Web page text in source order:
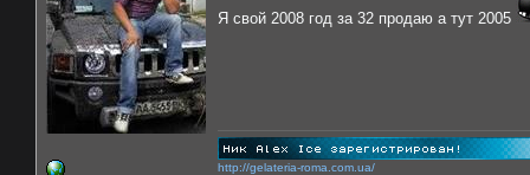
Я свой 2008 год за 32 продаю а тут 2005
http://gelateria-roma.com.ua/